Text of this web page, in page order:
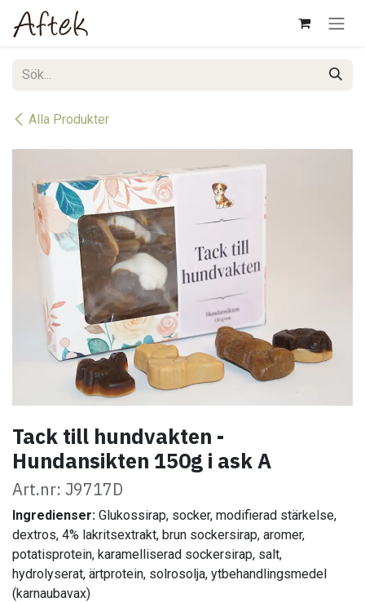
Hoppa till innehåll
Alla Produkter
Tack till hundvakten -
Hundansikten 150g i ask A
Art.nr: J9717D
Ingredienser: Glukossirap, socker, modifierad stärkelse,
dextros, 4% lakritsextrakt, brun sockersirap, aromer,
potatisprotein, karamelliserad sockersirap, salt,
hydrolyserat, ärtprotein, solrosolja, ytbehandlingsmedel
(karnaubavax)